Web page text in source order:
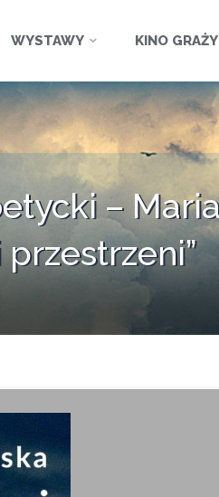
WYSTAWY KINO
–
przestrzeni”